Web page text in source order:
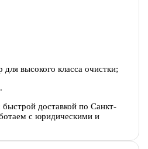
для высокого класса очистки;
доставкой по Санкт-
с юридическими и